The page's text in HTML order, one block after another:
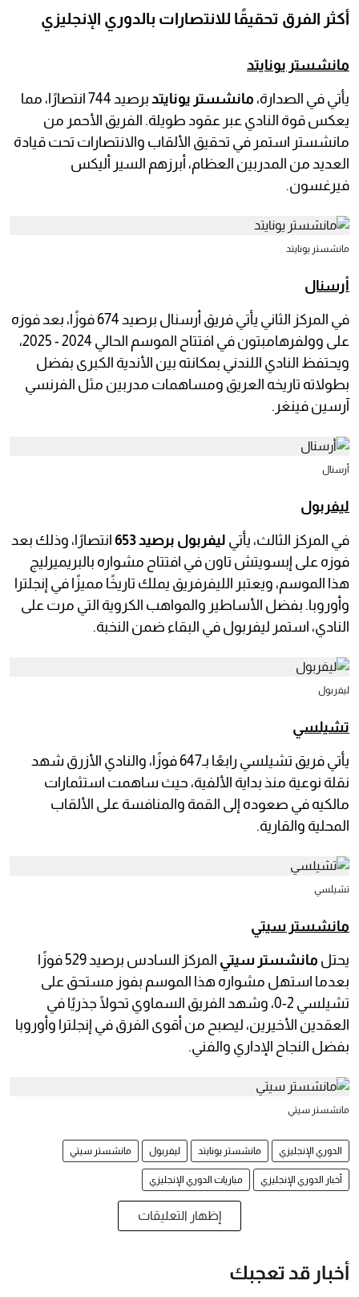
أكثر الفرق تحقيقًا للانتصارات بالدوري الإنجليزي
مانشستر يونايتد
يأتي في الصدارة، مانشستر يونايتد
برصيد 744 انتصارًا، مما
يعكس قوة النادي عبر عقود طويلة. الفريق الأحمر من
مانشستر استمر في تحقيق الألقاب والانتصارات تحت قيادة
العديد من المدربين العظام، أبرزهم السير أليكس
فيرغسون.
مانشستر يونايتد
أرسنال
في المركز الثاني يأتي فريق أرسنال برصيد 674 فوزًا، بعد فوزه
على وولفرهامبتون في افتتاح الموسم الحالي 2024 - 2025،
ويحتفظ النادي اللندني بمكانته بين الأندية الكبرى بفضل
بطولاته تاريخه العريق ومساهمات مدربين مثل الفرنسي
آرسين فينغر.
أرسنال
ليفربول
في المركز الثالث، يأتي ليفربول برصيد 653
انتصارًا، وذلك بعد
فوزه على إبسويتش تاون في افتتاح مشواره بالبريميرليج
هذا الموسم، ويعتبر الليفرفريق يملك تاريخًا مميزًا في إنجلترا
وأوروبا. بفضل الأساطير والمواهب الكروية التي مرت على
النادي، استمر ليفربول في البقاء ضمن النخبة.
ليفربول
تشيلسي
يأتي فريق تشيلسي رابعًا بـ647 فوزًا، والنادي الأزرق شهد
نقلة نوعية منذ بداية الألفية، حيث ساهمت استثمارات
مالكيه في صعوده إلى القمة والمنافسة على الألقاب
المحلية والقارية.
تشيلسي
مانشستر سيتي
يحتل مانشستر سيتي
المركز السادس برصيد 529 فوزًا
بعدما استهل مشواره هذا الموسم بفوز مستحق على
تشيلسي 2-0، وشهد الفريق السماوي تحولًا جذريًا في
العقدين الأخيرين، ليصبح من أقوى الفرق في إنجلترا وأوروبا
بفضل النجاح الإداري والفني.
مانشستر سيتي
الدوري الإنجليزي مانشستر يونايتد ليفربول مانشستر سيتي
أخبار الدوري الإنجليزي مباريات الدوري الإنجليزي
إظهار التعليقات
أخبار قد تعجبك